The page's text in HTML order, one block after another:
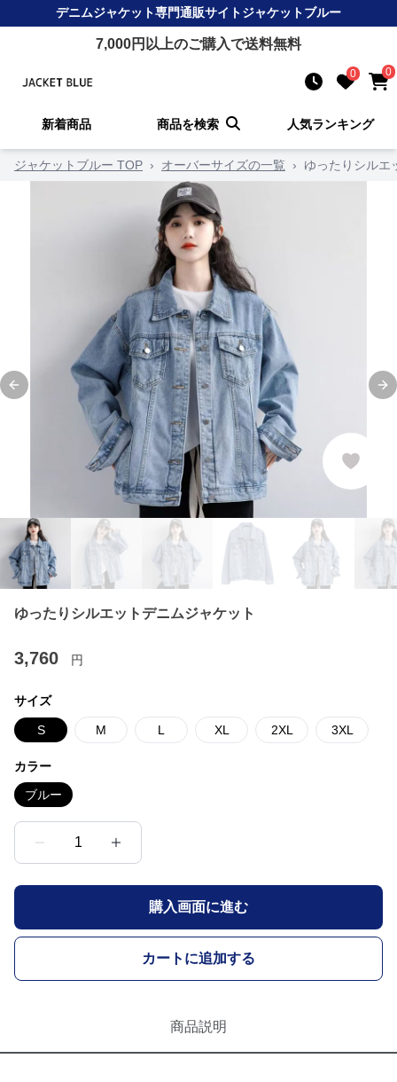
デニムジャケット専門通販サイトジャケットブルー
7,000円以上のご購入で送料無料
0 0
新着商品 商品を検索 人気ランキング
ジャケットブルー TOP › オーバーサイズの一覧 › ゆったりシルエ
Previous slide
ゆったりシルエットデニムジャケット
3,760 円
サイズ
S M L XL 2XL 3XL
カラー
ブルー
1
購入画面に進む
カートに追加する
商品説明